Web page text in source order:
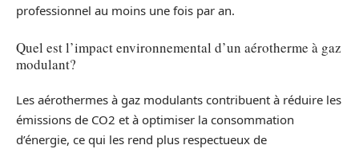
professionnel au moins une fois par an.
Quel est l’impact environnemental d’un aérotherme à gaz
modulant?
Les aérothermes à gaz modulants contribuent à réduire les
émissions de CO2 et à optimiser la consommation
d’énergie, ce qui les rend plus respectueux de